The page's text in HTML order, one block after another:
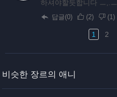
하셔야할듯합니다 ㅡ,.ㅡ
답글(0) (2) (1)
1 2
비슷한 장르의 애니